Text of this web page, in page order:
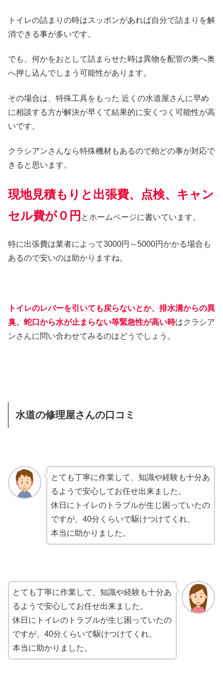
トイレの詰まりの時はスッポンがあれば自分で詰まりを解
消できる事が多いです。
でも、何かをおとして詰まらせた時は異物を配管の奥へ奥
へ押し込んでしまう可能性があります。
その場合は、特殊工具をもった 近くの水道屋さんに早め
に相談する方が解決が早くて結果的に安くつく可能性が高
いです。
クラシアンさんなら特殊機材もあるので殆どの事が対応で
きると思います。
現地見積もりと出張費、点検、キャン
セル費が０円 とホームページに書いています。
特に出張費は業者によって3000円～5000円かかる場合も
あるので安いのは助かりますね。
トイレのレバーを引いても戻らないとか、排水溝からの異
臭、蛇口から水が止まらない等緊急性が高い時はクラシア
ンさんに問い合わせてみるのはどうでしょう。
水道の修理屋さんの口コミ
とても丁寧に作業して、知識や経験も十分あ
るようで安心してお任せ出来ました。
休日にトイレのトラブルが生じ困っていたの
ですが、40分くらいで駆けつけてくれ、
本当に助かりました。
とても丁寧に作業して、知識や経験も十分あ
るようで安心してお任せ出来ました。
休日にトイレのトラブルが生じ困っていたの
ですが、40分くらいで駆けつけてくれ、
本当に助かりました。